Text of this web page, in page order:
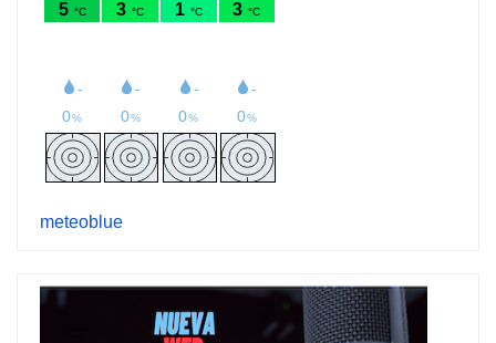
meteoblue